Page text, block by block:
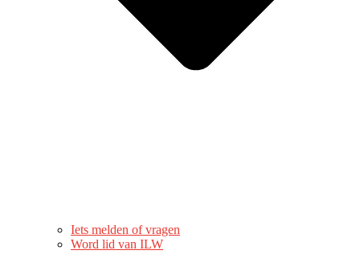
Iets melden of vragen
Word lid van ILW